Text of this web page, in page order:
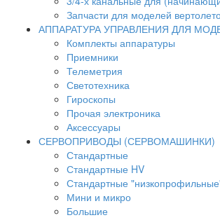
Запчасти для моделей
АППАРАТУРА УПРАВЛЕНИЯ ДЛЯ
Комплекты аппаратуры
Приемники
Телеметрия
Светотехника
Гироскопы
Прочая электроника
Аксессуары
СЕРВОПРИВОДЫ (СЕРВОМАШИНКИ)
Стандартные
Стандартные HV
Стандартные
Мини и микро
Большие